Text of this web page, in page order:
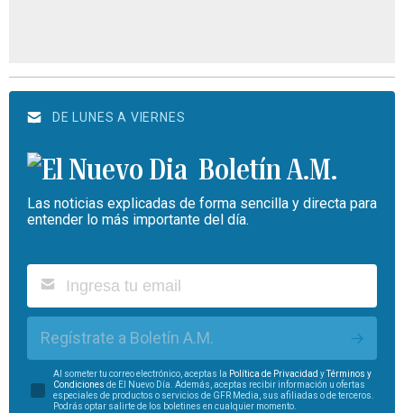
DE LUNES A VIERNES
Boletín A.M.
Las noticias explicadas de forma sencilla y directa para
entender lo más importante del día.
Regístrate a Boletín A.M.
Al someter tu correo electrónico, aceptas la Política de Privacidad yTérminos y
Condiciones de El Nuevo Día. Además, aceptas recibir información u ofertas
especiales de productos o servicios de GFR Media, sus afiliadas o de terceros.
Podrás optar salirte de los boletines en cualquier momento.